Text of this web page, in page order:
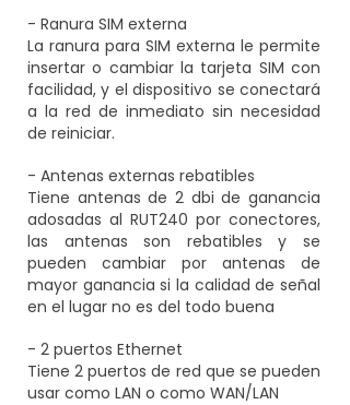
- Ranura SIM externa
La ranura para SIM externa le permite
insertar o cambiar la tarjeta SIM con
facilidad, y el dispositivo se conectará
a la red de inmediato sin necesidad
de reiniciar.
- Antenas externas rebatibles
Tiene antenas de 2 dbi de ganancia
adosadas al RUT240 por conectores,
las antenas son rebatibles y se
pueden cambiar por antenas de
mayor ganancia si la calidad de señal
en el lugar no es del todo buena
- 2 puertos Ethernet
Tiene 2 puertos de red que se pueden
usar como LAN o como WAN/LAN